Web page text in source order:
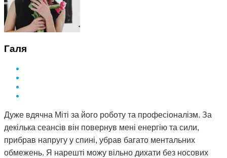
Галя
Дуже вдячна Міті за його роботу та професіоналізм. За
декілька сеансів він повернув мені енергію та сили,
прибрав напругу у спині, убрав багато ментальних
обмежень. Я нарешті можу вільно дихати без носових